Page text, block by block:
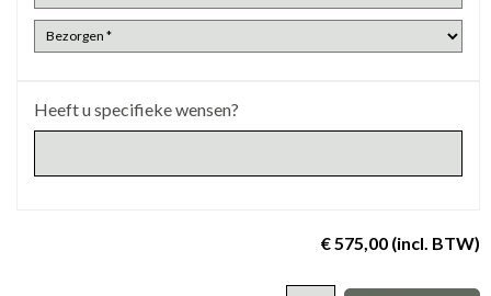
Heeft u specifieke wensen?
€ 575,00 (incl. BTW)